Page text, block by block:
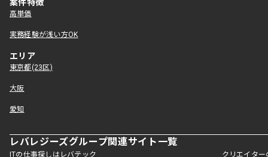
案件特徴
高単価
実務経験が浅い方OK
エリア
東京都(23区)
大阪
愛知
レバレジーズグループ関連サイト一覧
ITの仕事探しはレバテック クリエイタ